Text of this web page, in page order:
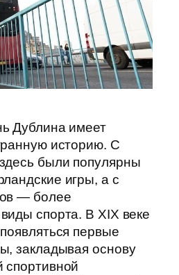
Дублина имеет
историю. С
были популярны
игры, а с
— более
спорта. В XIX веке
первые
закладывая основу
спортивной